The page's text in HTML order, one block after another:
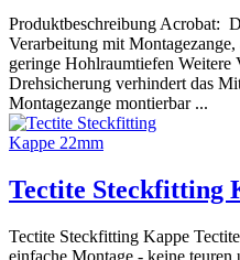
Produktbeschreibung Acrobat:
Verarbeitung mit
geringe Hohlraumtiefen
Drehsicherung verhindert das
Montagezange montierbar ...
Tectite Steckfitting
Tectite Steckfitting Kappe
einfache Montage - keine